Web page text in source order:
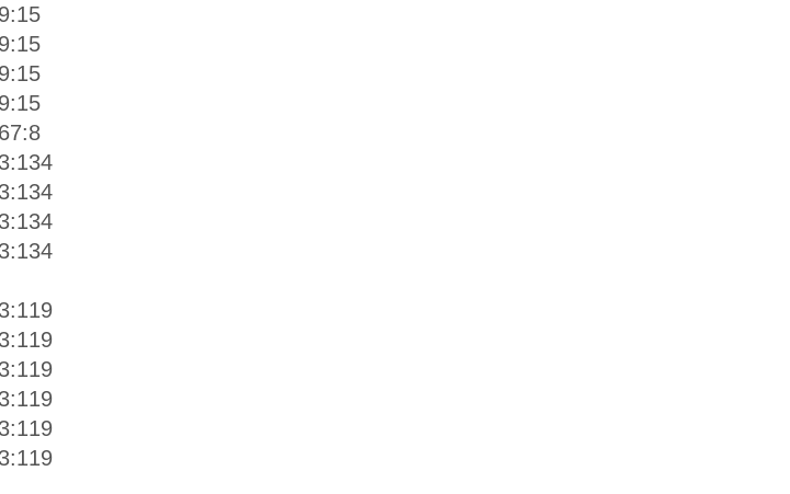
9:15
9:15
9:15
9:15
67:8
3:134
3:134
3:134
3:134
3:119
3:119
3:119
3:119
3:119
3:119